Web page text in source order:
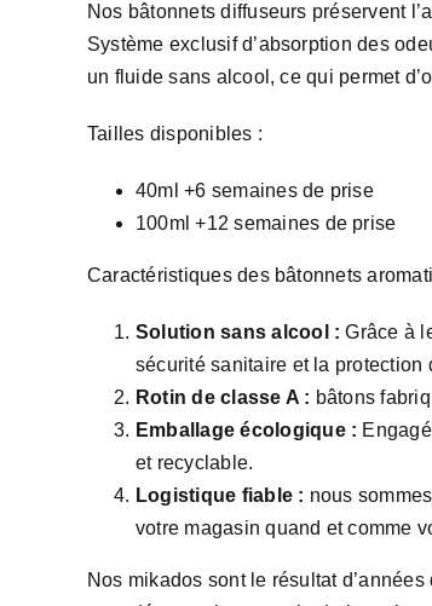
Nos bâtonnets diffuseurs préservent
Système exclusif d’absorption des
un fluide sans alcool, ce qui permet
Tailles disponibles :
40ml +6 semaines de prise
100ml +12 semaines de prise
Caractéristiques des bâtonnets
Solution sans alcool : Grâce à
sécurité sanitaire et la protection
Rotin de classe A : bâtons
Emballage écologique :
et recyclable.
Logistique fiable : nous
votre magasin quand et comme
Nos mikados sont le résultat